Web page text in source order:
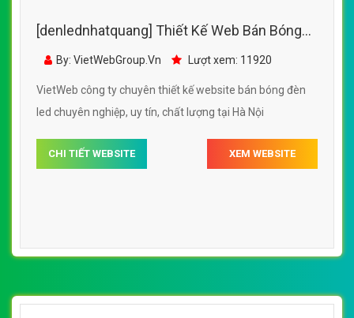
[denlednhatquang] Thiết Kế Web Bán Bóng
Đèn Led Minh Quang Led đẹp SEO nhanh
By: VietWebGroup.Vn Lượt xem: 11920
VietWeb công ty chuyên thiết kế website bán bóng đèn
led chuyên nghiệp, uy tín, chất lượng tại Hà Nội
CHI TIẾT WEBSITE XEM WEBSITE